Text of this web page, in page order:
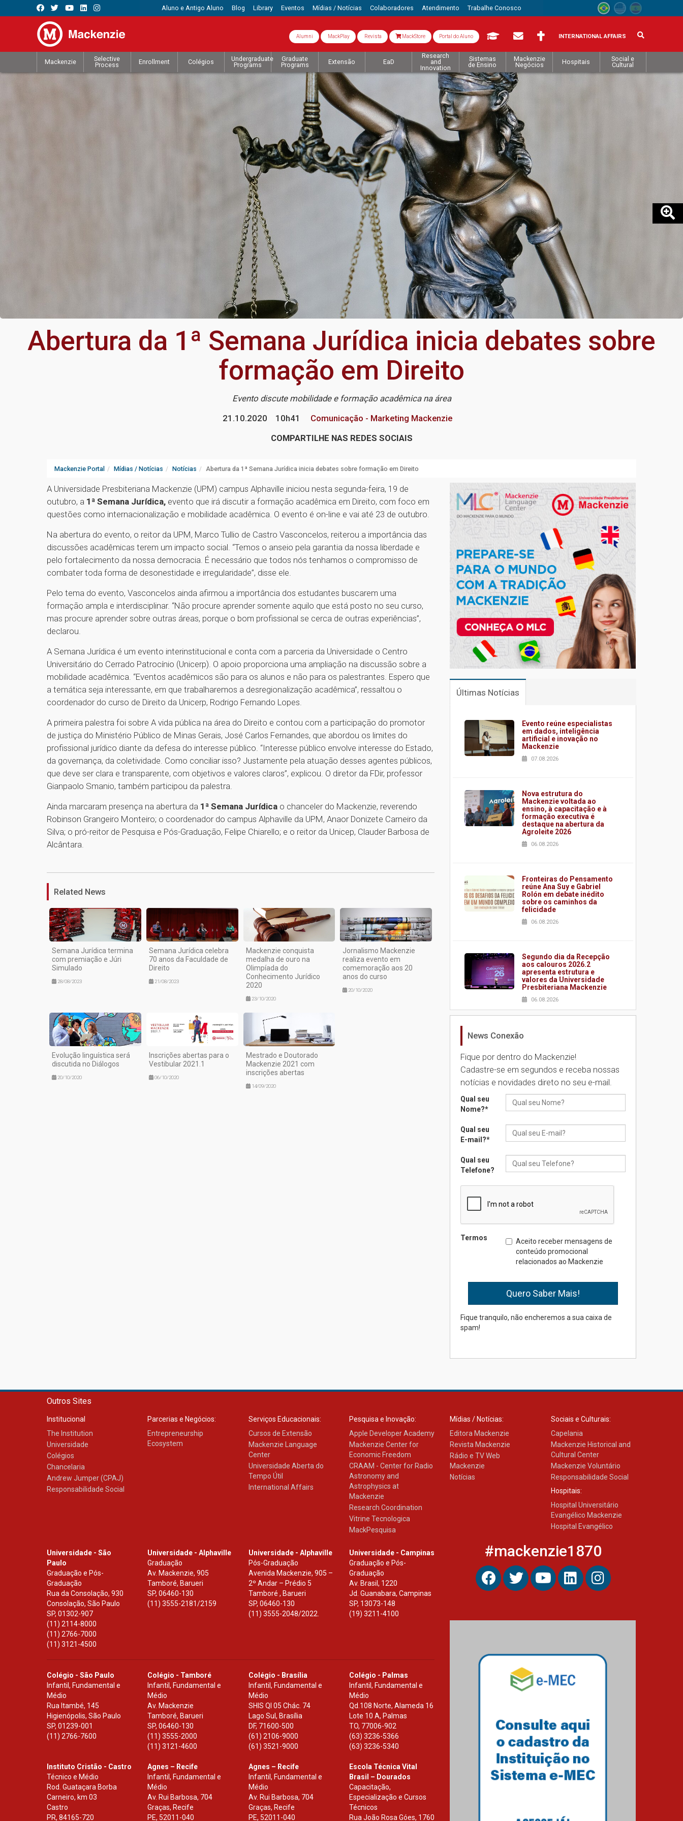
Aluno e Antigo Aluno Blog Library Eventos Mídias / Notícias Colaboradores Atendimento Trabalhe Conosco
Alumni MackPlay Revista MackStore Portal do Aluno INTERNATIONAL AFFAIRS
Mackenzie
Selective
Process
Enrollment Colégios
Undergraduate
Programs
Graduate
Programs
Extensão EaD
Research
and
Innovation
Sistemas
de Ensino
Mackenzie
Negócios
Hospitais
Social e
Cultural
Abertura da 1ª Semana Jurídica inicia debates sobre
formação em Direito
Evento discute mobilidade e formação acadêmica na área
21.10.2020
10h41
Comunicação - Marketing Mackenzie
COMPARTILHE NAS REDES SOCIAIS
Mackenzie Portal Mídias / Notícias Notícias Abertura da 1ª Semana Jurídica inicia debates sobre formação em Direito
A Universidade Presbiteriana Mackenzie (UPM) campus Alphaville iniciou nesta segunda-feira, 19 de
outubro, a 1ª Semana Jurídica, evento que irá discutir a formação acadêmica em Direito, com foco em
questões como internacionalização e mobilidade acadêmica. O evento é on-line e vai até 23 de outubro.
Na abertura do evento, o reitor da UPM, Marco Tullio de Castro Vasconcelos, reiterou a importância das
discussões acadêmicas terem um impacto social. “Temos o anseio pela garantia da nossa liberdade e
pelo fortalecimento da nossa democracia. É necessário que todos nós tenhamos o compromisso de
combater toda forma de desonestidade e irregularidade”, disse ele.
Pelo tema do evento, Vasconcelos ainda afirmou a importância dos estudantes buscarem uma
formação ampla e interdisciplinar. “Não procure aprender somente aquilo que está posto no seu curso,
mas procure aprender sobre outras áreas, porque o bom profissional se cerca de outras experiências”,
declarou.
A Semana Jurídica é um evento interinstitucional e conta com a parceria da Universidade o Centro
Universitário do Cerrado Patrocínio (Unicerp). O apoio proporciona uma ampliação na discussão sobre a
mobilidade acadêmica. “Eventos acadêmicos são para os alunos e não para os palestrantes. Espero que
a temática seja interessante, em que trabalharemos a desregionalização acadêmica”, ressaltou o
coordenador do curso de Direito da Unicerp, Rodrigo Fernando Lopes.
A primeira palestra foi sobre A vida pública na área do Direito e contou com a participação do promotor
de justiça do Ministério Público de Minas Gerais, José Carlos Fernandes, que abordou os limites do
profissional jurídico diante da defesa do interesse público. “Interesse público envolve interesse do Estado,
da governança, da coletividade. Como conciliar isso? Justamente pela atuação desses agentes públicos,
que deve ser clara e transparente, com objetivos e valores claros”, explicou. O diretor da FDir, professor
Gianpaolo Smanio, também participou da palestra.
Ainda marcaram presença na abertura da 1ª Semana Jurídica o chanceler do Mackenzie, reverendo
Robinson Grangeiro Monteiro; o coordenador do campus Alphaville da UPM, Anaor Donizete Carneiro da
Silva; o pró-reitor de Pesquisa e Pós-Graduação, Felipe Chiarello; e o reitor da Unicep, Clauder Barbosa de
Alcântara.
Related News
Semana Jurídica termina
com premiação e Júri
Simulado
28/08/2023
Semana Jurídica celebra
70 anos da Faculdade de
Direito
21/08/2023
Mackenzie conquista
medalha de ouro na
Olimpíada do
Conhecimento Jurídico
2020
23/10/2020
Jornalismo Mackenzie
realiza evento em
comemoração aos 20
anos do curso
20/10/2020
Evolução linguística será
discutida no Diálogos
20/10/2020
Inscrições abertas para o
Vestibular 2021.1
06/10/2020
Mestrado e Doutorado
Mackenzie 2021 com
inscrições abertas
14/09/2020
Últimas Notícias
Evento reúne especialistas
em dados, inteligência
artificial e inovação no
Mackenzie
07.08.2026
Nova estrutura do
Mackenzie voltada ao
ensino, à capacitação e à
formação executiva é
destaque na abertura da
Agroleite 2026
06.08.2026
Fronteiras do Pensamento
reúne Ana Suy e Gabriel
Rolón em debate inédito
sobre os caminhos da
felicidade
06.08.2026
Segundo dia da Recepção
aos calouros 2026.2
apresenta estrutura e
valores da Universidade
Presbiteriana Mackenzie
06.08.2026
Nova apresentação do
brasileira
05.08.2026
Universidade Mackenzie
realizará nova edição da
05.08.2026
Seminário discute desafios
das novas tecnologias em
04.08.2026
Mackenzie recepciona os
calouros do segundo
semestre de 2026
04.08.2026
Brasília prepara seus
estudantes para o PAS antes
mesmo do Ensino Médio
News Conexão
Fique por dentro do Mackenzie!
Cadastre-se em segundos e receba nossas
notícias e novidades direto no seu e-mail.
Qual seu
Nome?*
Qual seu
E-mail?*
Qual seu
Telefone?
Termos
Aceito receber mensagens de
conteúdo promocional
relacionados ao Mackenzie
Fique tranquilo, não encheremos a sua caixa de
spam!
Outros Sites
Institucional
The Institution
Universidade
Colégios
Chancelaria
Andrew Jumper (CPAJ)
Responsabilidade Social
Parcerias e Negócios:
Entrepreneurship
Ecosystem
Serviços Educacionais:
Cursos de Extensão
Mackenzie Language
Center
Universidade Aberta do
Tempo Útil
International Affairs
Pesquisa e Inovação:
Apple Developer Academy
Mackenzie Center for
Economic Freedom
CRAAM - Center for Radio
Astronomy and
Astrophysics at
Mackenzie
Research Coordination
Vitrine Tecnologica
MackPesquisa
Mídias / Notícias:
Editora Mackenzie
Revista Mackenzie
Rádio e TV Web
Mackenzie
Notícias
Sociais e Culturais:
Capelania
Mackenzie Historical and
Cultural Center
Mackenzie Voluntário
Responsabilidade Social
Hospitais:
Hospital Universitário
Evangélico Mackenzie
Hospital Evangélico
Universidade - São
Paulo
Graduação e Pós-
Graduação
Rua da Consolação, 930
Consolação, São Paulo
SP, 01302-907
(11) 2114-8000
(11) 2766-7000
(11) 3121-4500
Universidade - Alphaville
Graduação
Av. Mackenzie, 905
Tamboré, Barueri
SP,06460-130
(11) 3555-2181/2159
Universidade - Alphaville
Pós-Graduação
Avenida Mackenzie, 905 –
2º Andar – Prédio 5
Tamboré , Barueri
SP, 06460-130
(11) 3555-2048/2022.
Universidade - Campinas
Graduação e Pós-
Graduação
Av. Brasil, 1220
Jd. Guanabara, Campinas
SP, 13073-148
(19) 3211-4100
Colégio - São Paulo
Infantil, Fundamental e
Médio
Rua Itambé, 145
Higienópolis, São Paulo
SP, 01239-001
(11) 2766-7600
Colégio - Tamboré
Infantil, Fundamental e
Médio
Av. Mackenzie
Tamboré, Barueri
SP,06460-130
(11) 3555-2000
(11) 3121-4600
Colégio - Brasília
Infantil, Fundamental e
Médio
SHIS Ql 05 Chác. 74
Lago Sul, Brasília
DF, 71600-500
(61) 2106-9000
(61) 3521-9000
Colégio - Palmas
Infantil, Fundamental e
Médio
Qd.108 Norte, Alameda 16
Lote 10 A, Palmas
TO, 77006-902
(63) 3236-5366
(63) 3236-5340
Instituto Cristão - Castro
Técnico e Médio
Rod. Guataçara Borba
Carneiro, km 03
Castro
PR, 84165-720
Agnes – Recife
Infantil, Fundamental e
Médio
Av. Rui Barbosa, 704
Graças, Recife
PE, 52011-040
Agnes – Recife
Infantil, Fundamental e
Médio
Av. Rui Barbosa, 704
Graças, Recife
PE, 52011-040
Escola Técnica Vital
Brasil – Dourados
Capacitação,
Especialização e Cursos
Técnicos
Rua João Rosa Góes, 1760
#mackenzie1870